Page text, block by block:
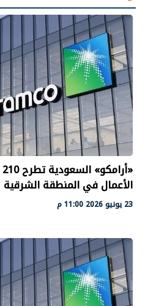
الأعمال في المنطقة الشرقية
23 يونيو 2026 11:00 م